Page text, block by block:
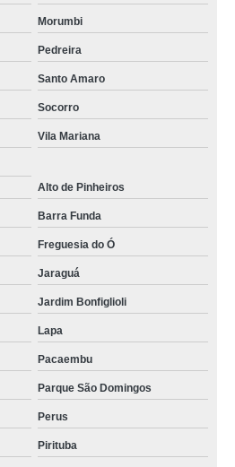
Morumbi
Pedreira
Santo Amaro
Socorro
Vila Mariana
Alto de Pinheiros
Barra Funda
Freguesia do Ó
Jaraguá
Jardim Bonfiglioli
Lapa
Pacaembu
Parque São Domingos
Perus
Pirituba